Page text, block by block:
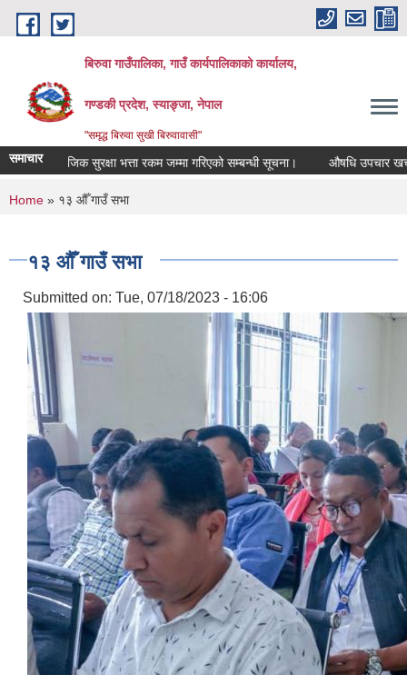
Skip to main content
बिरुवा गाउँपालिका, गाउँ कार्यपालिकाको कार्यालय,
गण्डकी प्रदेश, स्याङ्जा, नेपाल
"समृद्ध बिरुवा सुखी बिरुवावासी"
समाचार
भत्ता रकम जम्मा गरिएको सम्बन्धी सूचना। औषधि उपचार खर्चका लागि नामावली
You are here
Home » १३ औँ गाउँ सभा
१३ औँ गाउँ सभा
Submitted on: Tue, 07/18/2023 - 16:06